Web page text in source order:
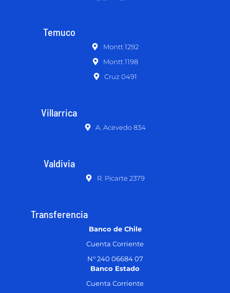
Temuco
Montt 1292
Montt 1198
Cruz 0491
Villarrica
A. Acevedo 834
Valdivia
R. Picarte 2379
Transferencia
Banco de Chile
Cuenta Corriente
N° 240 06684 07
Banco Estado
Cuenta Corriente